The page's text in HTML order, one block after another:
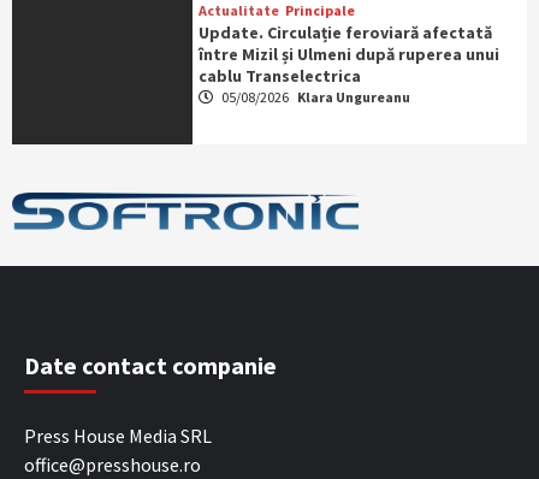
Actualitate Principale
Update. Circulație feroviară afectată
între Mizil și Ulmeni după ruperea unui
cablu Transelectrica
05/08/2026 Klara Ungureanu
Date contact companie
Press House Media SRL
office@presshouse.ro